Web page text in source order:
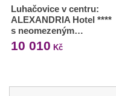
Luhačovice v centru:
ALEXANDRIA Hotel ****
s neomezeným…
10 010 Kč